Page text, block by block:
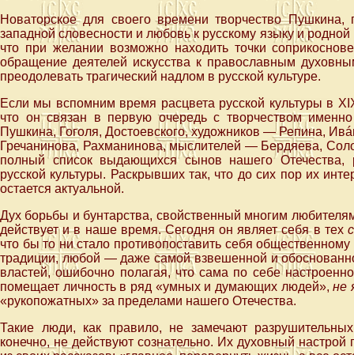
Новаторское для своего времени творчество
западной словесности и любовь к русскому языку и
что при желании возможно находить точки
обращение деятелей искусства к православным
преодолевать трагический надлом в русской культуре.
Если мы вспомним время расцвета русской культуры в
что он связан в первую очередь с творчеством
Пушкина, Гоголя, Достоевского, художников — Репина,
Гречанинова, Рахманинова, мыслителей — Бердяева,
полный список выдающихся сынов нашего Отечества,
русской культуры. Раскрывших так, что до сих пор их
остается актуальной.
Дух борьбы и бунтарства, свойственный многим
действует и в наше время. Сегодня он являет себя в тех
что бы то ни стало противопоставить себя
традиции, любой — даже самой взвешенной и
властей, ошибочно полагая, что сама по себе
помещает личность в ряд «умных и думающих людей»,не
«рукопожатных» за пределами нашего Отечества.
Такие люди, как правило, не замечают
конечно, не действуют сознательно. Их духовный